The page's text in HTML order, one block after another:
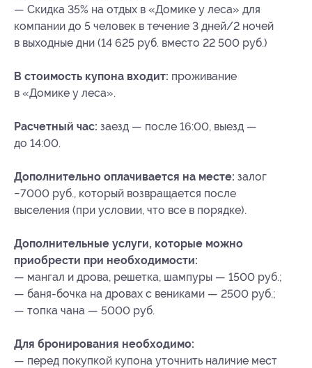
— Скидка 35% на отдых в «Домике у леса» для
компании до 5 человек в течение 3 дней/2 ночей
в выходные дни (14 625 руб. вместо 22 500 руб.)
В стоимость купона входит: проживание
в «Домике у леса».
Расчетный час: заезд — после 16:00, выезд —
до 14:00.
Дополнительно оплачивается на месте: залог
−7000 руб., который возвращается после
выселения (при условии, что все в порядке).
Дополнительные услуги, которые можно
приобрести при необходимости:
— мангал и дрова, решетка, шампуры — 1500 руб.;
— баня-бочка на дровах с вениками — 2500 руб.;
— топка чана — 5000 руб.
Для бронирования необходимо:
— перед покупкой купона уточнить наличие мест